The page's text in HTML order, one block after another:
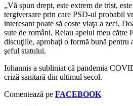
„Vă spun drept, este extrem de trist,
tergiversare prin care PSD-ul probabil
interesant poate să coste viaţa a zeci,
sute de români. Reiau apelul meu către
discuţiile, aprobaţi o formă bună pentru
şeful statului.
Iohannis a subliniat că pandemia
criză sanitară din ultimul secol.
Comentează pe FACEBOOK